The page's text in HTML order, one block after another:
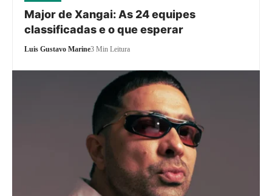
Major de Xangai: As 24 equipes
classificadas e o que esperar
Luis Gustavo Marine3 Min Leitura